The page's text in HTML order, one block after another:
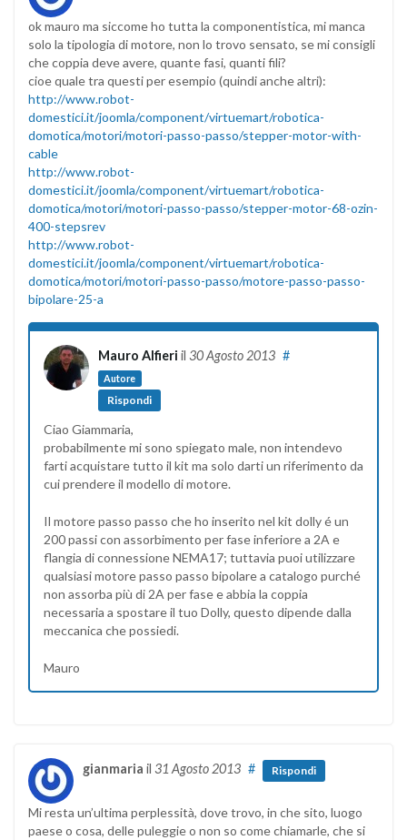
ok mauro ma siccome ho tutta la componentistica, mi manca
solo la tipologia di motore, non lo trovo sensato, se mi consigli
che coppia deve avere, quante fasi, quanti fili?
cioe quale tra questi per esempio (quindi anche altri):
http://www.robot-
domestici.it/joomla/component/virtuemart/robotica-
domotica/motori/motori-passo-passo/stepper-motor-with-
cable
http://www.robot-
domestici.it/joomla/component/virtuemart/robotica-
domotica/motori/motori-passo-passo/stepper-motor-68-ozin-
400-stepsrev
http://www.robot-
domestici.it/joomla/component/virtuemart/robotica-
domotica/motori/motori-passo-passo/motore-passo-passo-
bipolare-25-a
Mauro Alfieri il 30 Agosto 2013
Autore
#
Rispondi
Ciao Giammaria,
probabilmente mi sono spiegato male, non intendevo
farti acquistare tutto il kit ma solo darti un riferimento da
cui prendere il modello di motore.
Il motore passo passo che ho inserito nel kit dolly é un
200 passi con assorbimento per fase inferiore a 2A e
flangia di connessione NEMA17; tuttavia puoi utilizzare
qualsiasi motore passo passo bipolare a catalogo purché
non assorba più di 2A per fase e abbia la coppia
necessaria a spostare il tuo Dolly, questo dipende dalla
meccanica che possiedi.
Mauro
gianmaria il 31 Agosto 2013 # Rispondi
Mi resta un’ultima perplessità, dove trovo, in che sito, luogo
paese o cosa, delle puleggie o non so come chiamarle, che si